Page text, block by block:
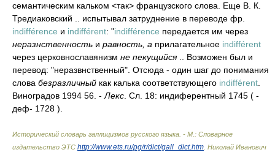
семантическим кальком <так> французского слова. Еще В. К.
Тредиаковский .. испытывал затруднение в переводе фр.
indifférence и indifférent: "indifférence передается им через
неразнственность и равность, а прилагательное indifférent
через церковнославянизм не пекущийся.. Возможен был и
перевод: "неразвнственный". Отсюда - один шаг до понимания
слова безразличный как калька соответствующего indifférent
Виноградов 1994 56. - Лекс . Сл. 18: индиферентный 1745 ( -
деф- 1728 ).
Исторический словарь галлицизмов русского языка. - М.: Словарное
издательство ЭТС http://www.ets.ru/pg/r/dict/gall_dict.htm Николай Иванович